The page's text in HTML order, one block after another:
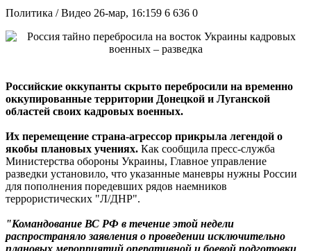
Политика / Видео 26-мар, 16:159 6 636 0
Российские оккупанты скрыто перебросили на временно
оккупированные территории Донецкой и Луганской
областей своих кадровых военных.
Их перемещение страна-агрессор прикрыла легендой о
якобы плановых учениях. Как сообщила пресс-служба
Министерства обороны Украины, Главное управление
разведки установило, что указанные маневры нужны России
для пополнения поредевших рядов наемников
террористических "Л/ДНР".
"Командование ВС РФ в течение этой недели
распространяло заявления о проведении исключительно
плановых мероприятий оперативной и боевой подготовки